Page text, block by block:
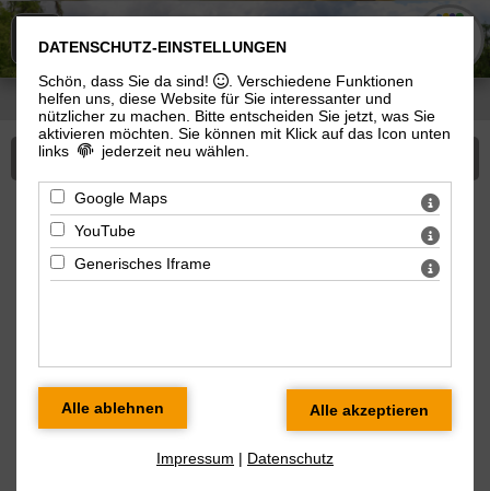
KIRCHEnIN MEININGEN
Sie sind hier:Kirchen in Meiningen> Angebote > Alle Veranstaltungen
Mehr zu Angebote
Veranstaltungen am 10.12.2025
« zurück zur Übersicht
Mi 10.12.2025 06 Uhr
Meiningen, Kath. Kirche St. Marien,
Mauergasse, 98617 Meiningen
DATENSCHUTZ-EINSTELLUNGEN
Schön, dass Sie da sind!
. Verschiedene Funktionen
helfen uns, diese Website für Sie interessanter und
nützlicher zu machen.
Bitte entscheiden Sie jetzt, was Sie
aktivieren möchten. Sie können mit Klick auf das Icon unten
links
jederzeit neu wählen.
Google Maps
YouTube
Generisches Iframe
Impressum | Datenschutz